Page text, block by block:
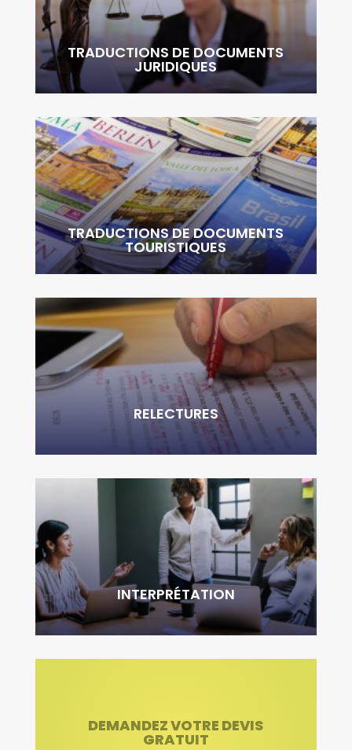
TRADUCTIONS DE DOCUMENTS
JURIDIQUES
TRADUCTIONS DE DOCUMENTS
TOURISTIQUES
RELECTURES
INTERPRÉTATION
DEMANDEZ VOTRE DEVIS
GRATUIT